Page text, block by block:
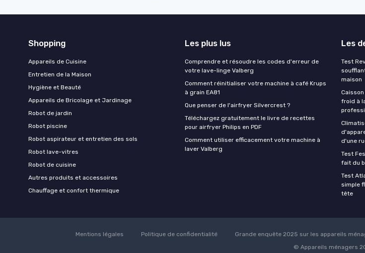
Shopping
Appareils de Cuisine
Entretien de la Maison
Hygiène et Beauté
Appareils de Bricolage et Jardinage
Robot de jardin
Robot piscine
Robot aspirateur et entretien des sols
Robot lave-vitres
Robot de cuisine
Autres produits et accessoires
Chauffage et confort thermique
Les plus lus
Comprendre et résoudre les codes d'erreur de
votre lave-linge Valberg
Comment réinitialiser votre machine à café Krups
à grain EA81
Que penser de l'airfryer Silvercrest ?
Téléchargez gratuitement le livre de recettes
pour airfryer Philips en PDF
Comment utiliser efficacement votre machine à
laver Valberg
Les
Test
maison
froid à
d'une
Test
fait du
Test
simple
tête
Mentions légales Politique de confidentialité Grande enquête 2025 sur les appareils
© Appareils ménagers